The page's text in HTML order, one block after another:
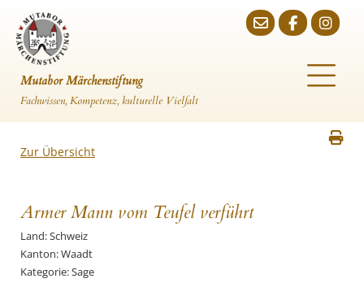
Mutabor Märchenstiftung
Fachwissen, Kompetenz, kulturelle Vielfalt
Zur Übersicht
Armer Mann vom Teufel verführt
Land: Schweiz
Kanton: Waadt
Kategorie: Sage